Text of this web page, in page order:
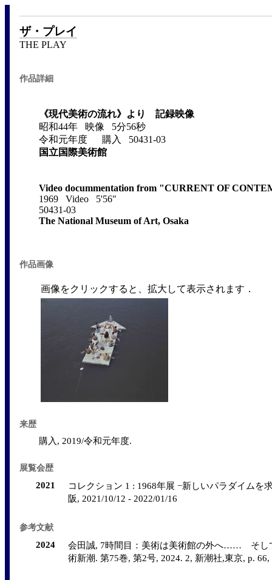
ザ・プレイ
THE PLAY
作品詳細
《現代美術の流れ》より 記録映像
昭和44年 映像 5分56秒
令和元年度 購入 50431-03
国立国際美術館
Video docummentation from "CURRENT OF
1969 Video 5'56"
50431-03
The National Museum of Art, Osaka
作品画像
画像をクリックすると、拡大して表示されます．
来歴
購入, 2019/令和元年度.
展覧会歴
2021
コレクション 1 : 1968年展 −新しいパラダイムを
阪, 2021/10/12 - 2022/01/16
参考文献
2024
会田誠, 7時間目：美術は美術館の外へ…… そ
術新潮. 第75巻, 第2号, 2024. 2, 新潮社,東京, p.